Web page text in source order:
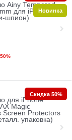
Ainy Tempered
для iPhone
шпион)
50%
Новинка
для iPhone
Magic
Screen Protectors
упаковка)
Скидка 50%